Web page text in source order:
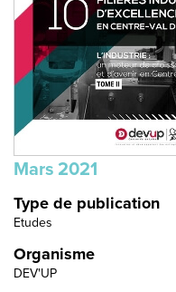
Mars 2021
Type de publication
Etudes
Organisme
DEV'UP